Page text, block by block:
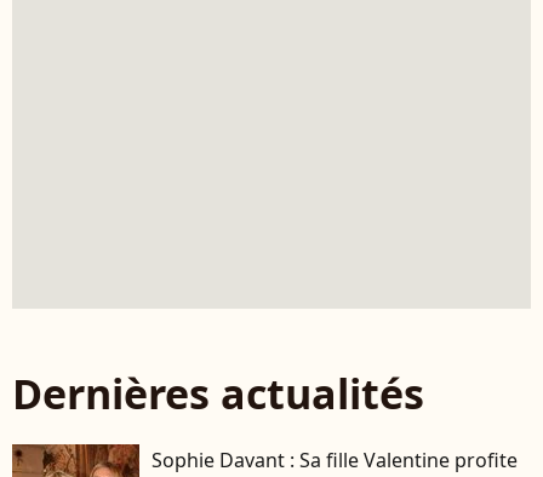
Dernières actualités
Sophie Davant : Sa fille Valentine profite